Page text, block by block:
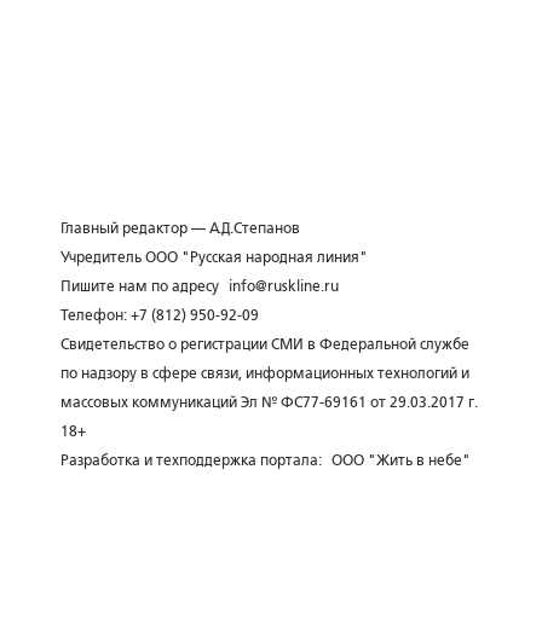
Главный редактор — А.Д.Степанов
Учредитель ООО "Русская народная линия"
Пишите нам по адресу
info@ruskline.ru
Телефон: +7 (812) 950-92-09
Свидетельство о регистрации СМИ в Федеральной службе
по надзору в сфере связи, информационных технологий и
массовых коммуникаций Эл № ФС77-69161 от 29.03.2017 г.
18+
Разработка и техподдержка портала: ООО "Жить в небе"